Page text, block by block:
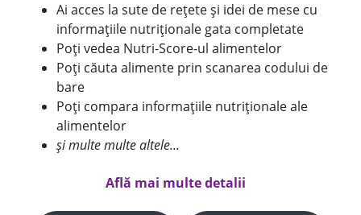
Ai acces la sute de rețete și idei de mese cu
informațiile nutriționale gata completate
Poți vedea Nutri-Score-ul alimentelor
Poți căuta alimente prin scanarea codului de
bare
Poți compara informațiile nutriționale ale
alimentelor
și multe multe altele...
Află mai multe detalii